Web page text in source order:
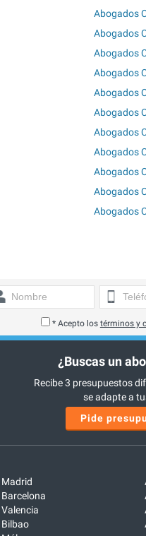
Abogados
Abogados
Abogados
Abogados
Abogados
Abogados
Abogados
Abogados
Abogados
Abogados
Abogados
* Acepto los términos y
¿Buscas un
Recibe 3 presupuestos
se adapte a
Pide